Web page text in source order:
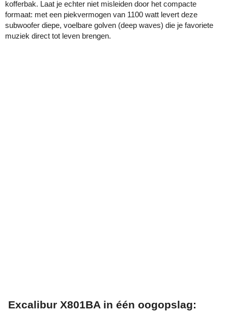
kofferbak. Laat je echter niet misleiden door het compacte
formaat: met een piekvermogen van 1100 watt levert deze
subwoofer diepe, voelbare golven (deep waves) die je favoriete
muziek direct tot leven brengen.
Excalibur X801BA in één oogopslag: